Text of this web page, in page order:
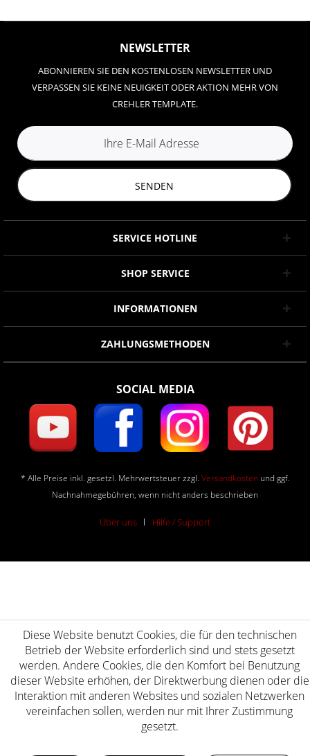
NEWSLETTER
ABONNIEREN SIE DEN KOSTENLOSEN NEWSLETTER UND
VERPASSEN SIE KEINE NEUIGKEIT ODER AKTION MEHR VON
CREHLER TEMPLATE.
SENDEN
SERVICE HOTLINE
SHOP SERVICE
INFORMATIONEN
ZAHLUNGSMETHODEN
SOCIAL MEDIA
* Alle Preise inkl. gesetzl. Mehrwertsteuer zzgl. Versandkosten und ggf.
Nachnahmegebühren, wenn nicht anders beschrieben
Über uns Hilfe / Support
Diese Website benutzt Cookies, die für den technischen
Betrieb der Website erforderlich sind und stets gesetzt
werden. Andere Cookies, die den Komfort bei Benutzung
dieser Website erhöhen, der Direktwerbung dienen oder die
Interaktion mit anderen Websites und sozialen Netzwerken
vereinfachen sollen, werden nur mit Ihrer Zustimmung
gesetzt.